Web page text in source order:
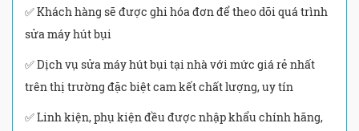
✅ Khách hàng sẽ được ghi hóa đơn để theo dõi quá trình
sửa máy hút bụi
✅ Dịch vụ sửa máy hút bụi tại nhà với mức giá rẻ nhất
trên thị trường đặc biệt cam kết chất lượng, uy tín
✅ Linh kiện, phụ kiện đều được nhập khẩu chính hãng,